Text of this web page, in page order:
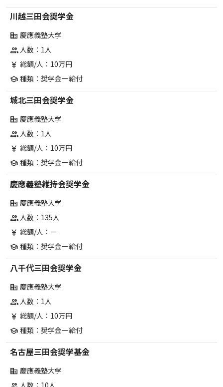
川越三田会奨学金
corporate_fare 慶應義塾大学
group 人数：1人
currency_yen 総額/人：10万円
school 種類：奨学金ー給付
城北三田会奨学金
corporate_fare 慶應義塾大学
group 人数：1人
currency_yen 総額/人：10万円
school 種類：奨学金ー給付
慶應義塾維持会奨学金
corporate_fare 慶應義塾大学
group 人数：135人
currency_yen 総額/人：ー
school 種類：奨学金ー給付
八千代三田会奨学金
corporate_fare 慶應義塾大学
group 人数：1人
currency_yen 総額/人：10万円
school 種類：奨学金ー給付
名古屋三田会奨学基金
corporate_fare 慶應義塾大学
人数：10人